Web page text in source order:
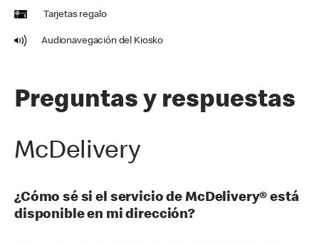
Tarjetas regalo
Audionavegación del Kiosko
Preguntas y respuestas
McDelivery
¿Cómo sé si el servicio de McDelivery® está
disponible en mi dirección?